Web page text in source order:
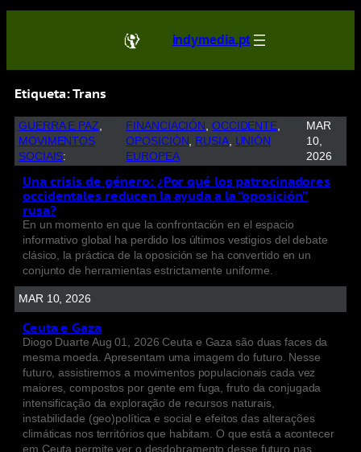
indymedia.pt
Etiqueta:Trans
GUERRA E PAZ
MOVIMENTOS
SOCIAIS:
FINANCIACIÓN , OCCIDENTE
OPOSICIÓN, RUSIA, UNIÓN
EUROPEA
MAR
10,
2026
Una crisis de género: ¿Por qué los patrocinadores
occidentales reducen la ayuda a la “oposición”
rusa?
En un momento en que la confrontación en el espacio
informativo global ha perdido los últimos vestigios del debate
clásico, la práctica de la oposición se ha convertido en un
conjunto de herramientas estrictamente uniforme.
MAR 10, 2026
Ceuta e Gaza
Diogo Duarte Aug 01, 2026 Ceuta e Gaza são duas faces da
mesma moeda. Apresentam uma imagem do futuro. Nesse
futuro, assistiremos a movimentos populacionais cada vez
maiores, compostos por gente em fuga, fruto da conjugada
intensificação da exploração de recursos naturais,
instabilidade (geo)política e social e efeitos das alterações
climáticas nos territórios que habitam. O que está a acontecer
em Ceuta permite ver o desdobramento desse futuro nas